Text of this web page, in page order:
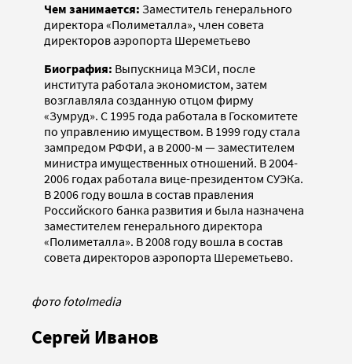
Чем занимается: Заместитель генерального
директора «Полиметалла», член совета
директоров аэропорта Шереметьево
Биография: Выпускница МЭСИ, после
института работала экономистом, затем
возглавляла созданную отцом фирму
«Зумруд». С 1995 года работала в Госкомитете
по управлению имуществом. В 1999 году стала
зампредом РФФИ, а в 2000-м — заместителем
министра имущественных отношений. В 2004-
2006 годах работала вице-президентом СУЭКа.
В 2006 году вошла в состав правления
Российского банка развития и была назначена
заместителем генерального директора
«Полиметалла». В 2008 году вошла в состав
совета директоров аэропорта Шереметьево.
фото fotoImedia
Сергей Иванов